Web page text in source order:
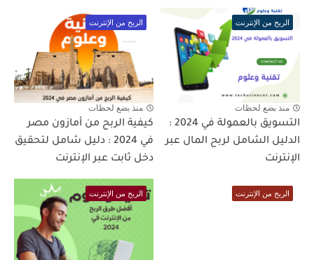
الربح من الإنترنت
منذ بضع لحظات
التسويق بالعمولة في 2024 :
الدليل الشامل لربح المال عبر
الإنترنت
الربح من الإنترنت
منذ بضع لحظات
كيفية الربح من أمازون مصر
في 2024 : دليل شامل لتحقيق
دخل ثابت عبر الإنترنت
الربح من الإنترنت الربح من الإنترنت